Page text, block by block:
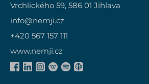
Vrchlického 59, 586 01 Jihlava
info@nemji.cz
+420 567 157 111
www.nemji.cz